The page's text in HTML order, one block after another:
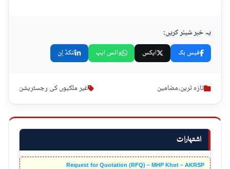
اشتہارات
Request for Quotation (RFQ) – MHP Khot – AKRSP
یہ خبر شیئر کریں:
فیس بک ایکس واٹس ایپ لنکڈ اِن
تازہ ترین,مضامین غیر ملکیوں کی رجسٹریشن